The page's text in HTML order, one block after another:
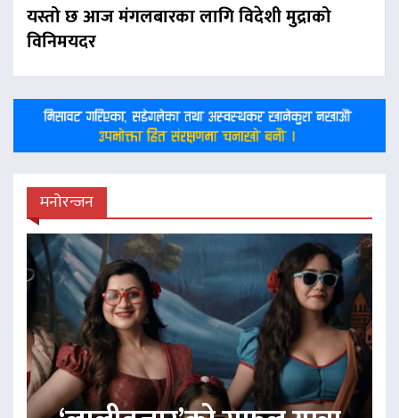
यस्तो छ आज मंगलबारका लागि विदेशी मुद्राको
विनिमयदर
मनोरन्जन